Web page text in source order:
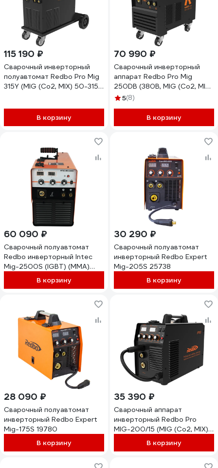
115 190 ₽
Сварочный инверторный
полуавтомат Redbo Pro Mig
315Y (MIG (Co2, MIX) 50-315A
В корзину
70 990 ₽
Сварочный инверторный
аппарат Redbo Pro Mig
250DB (380В, MIG (Co2, MIX),
MIG (FCAW) 50-250A 0.8-1
5(8)
В корзину
60 090 ₽
Сварочный полуавтомат
Redbo инверторный Intec
Mig-2500S (IGBT) (MMA)
(MIG/MAG) 380В 7461
В корзину
30 290 ₽
Сварочный полуавтомат
инверторный Redbo Expert
Mig-205S 25738
В корзину
28 090 ₽
Сварочный полуавтомат
инверторный Redbo Expert
Mig-175S 19780
В корзину
35 390 ₽
Сварочный аппарат
инверторный Redbo Pro
MIG-200/15 (MIG (Co2, MIX),
MIG (FCAW) 50-200A 0.8-1
мм, MMA 20-200A, 2-4 мм.,
В корзину